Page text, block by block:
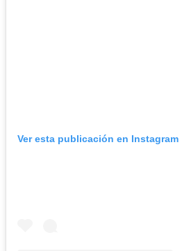
Ver esta publicación en Instagram